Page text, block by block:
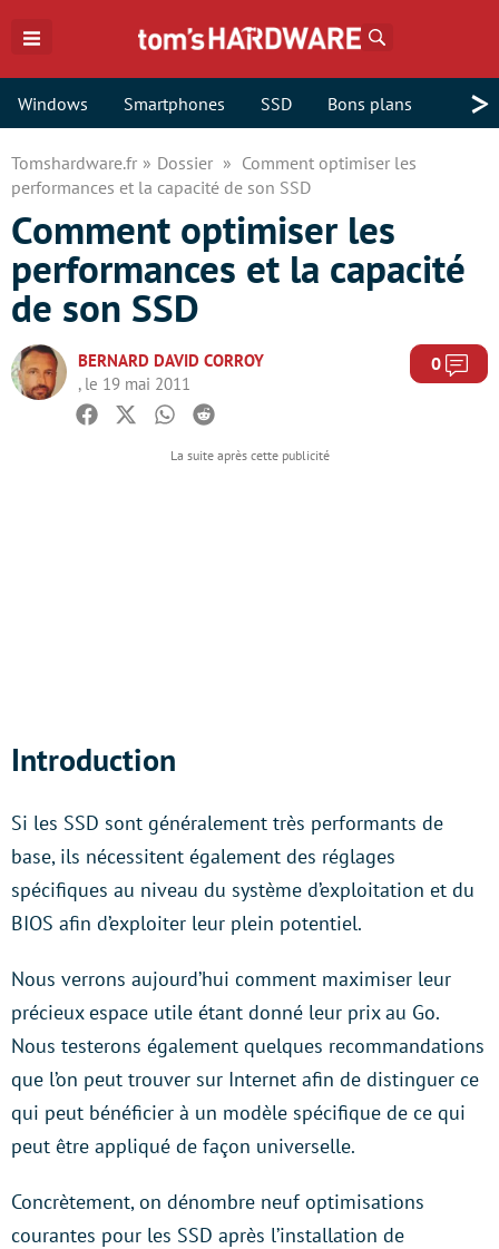
Windows Smartphones SSD Bons plans >
Tomshardware.fr Dossier
Comment optimiser les
performances et la capacité de son SSD
Comment optimiser les
performances et la capacité
de son SSD
BERNARD DAVID CORROY
, le 19 mai 2011
0
Facebook
TwitterWhatsapp
Reddit
Introduction
Si les SSD sont généralement très performants de
base, ils nécessitent également des réglages
spécifiques au niveau du système d’exploitation et du
BIOS afin d’exploiter leur plein potentiel.
Nous verrons aujourd’hui comment maximiser leur
précieux espace utile étant donné leur prix au Go.
Nous testerons également quelques recommandations
que l’on peut trouver sur Internet afin de distinguer ce
qui peut bénéficier à un modèle spécifique de ce qui
peut être appliqué de façon universelle.
Concrètement, on dénombre neuf optimisations
courantes pour les SSD après l’installation de